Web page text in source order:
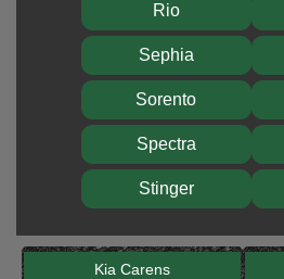
Rio
Sephia
Sorento
Spectra
Stinger
Kia Carens